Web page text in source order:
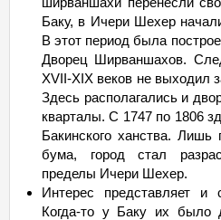
03.12.26 Чт - 06.12 Вс
04.12.26 Пт - 07.12 Пн
05.12.26Сб- 08.12 Вт
06.12.26Вс- 09.12 Ср
07.12.26 Пн - 10.12 Чт
08.12.26 Вт - 11.12 Пт
09.12.26 Ср - 12.12Сб
10.12.26 Чт - 13.12
Баку, в Ичери Шехер
В этот период была
Дворец Ширваншахов.
XVII-XIX веков не выходил
Здесь располагались и
кварталы. С 1747 по 1806
Бакинского ханства. Лишь
бума, город стал
пределы Ичери Шехер.
Интерес представляет и
Когда-то у Баку их было